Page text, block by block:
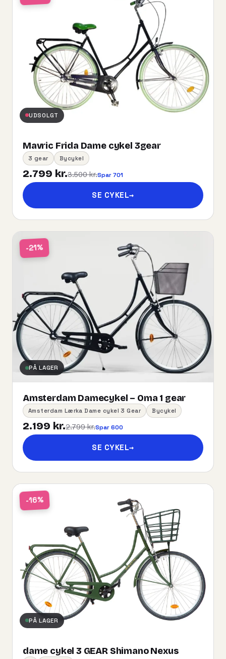
UDSOLGT
Mavric Frida Dame cykel 3gear
3 gear Bycykel
2.799 kr.3.500 kr.Spar 701
SE CYKEL→
-21%
PÅ LAGER
Amsterdam Damecykel – Oma 1 gear
Amsterdam Lærka Dame cykel 3 Gear Bycykel
2.199 kr.2.799 kr.Spar 600
SE CYKEL→
-16%
PÅ LAGER
dame cykel 3 GEAR Shimano Nexus